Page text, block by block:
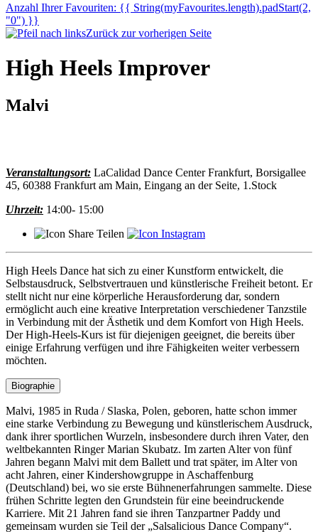
Anzahl Ihrer Favouriten: {{ String(myFavourites.length).padStart(2,
"0") }}
Zurück zur vorherigen Seite
High Heels Improver
Malvi
Veranstaltungsort: LaCalidad Dance Center Frankfurt, Borsigallee
45, 60388 Frankfurt am Main, Eingang an der Seite, 1.Stock
Uhrzeit: 14:00- 15:00
Teilen
High Heels Dance hat sich zu einer Kunstform entwickelt, die
Selbstausdruck, Selbstvertrauen und künstlerische Freiheit betont. Er
stellt nicht nur eine körperliche Herausforderung dar, sondern
ermöglicht auch eine kreative Interpretation verschiedener Tanzstile
in Verbindung mit der Ästhetik und dem Komfort von High Heels.
Der High-Heels-Kurs ist für diejenigen geeignet, die bereits über
einige Erfahrung verfügen und ihre Fähigkeiten weiter verbessern
möchten.
Biographie
Malvi, 1985 in Ruda / Slaska, Polen, geboren, hatte schon immer
eine starke Verbindung zu Bewegung und künstlerischem Ausdruck,
dank ihrer sportlichen Wurzeln, insbesondere durch ihren Vater, den
weltbekannten Ringer Marian Skubatz. Im zarten Alter von fünf
Jahren begann Malvi mit dem Ballett und trat später, im Alter von
acht Jahren, einer Kindershowgruppe in Aschaffenburg
(Deutschland) bei, wo sie erste Bühnenerfahrungen sammelte. Diese
frühen Schritte legten den Grundstein für eine beeindruckende
Karriere. Mit 21 Jahren fand sie ihren Tanzpartner Paddy und
gemeinsam wurden sie Teil der „Salsalicious Dance Company“.